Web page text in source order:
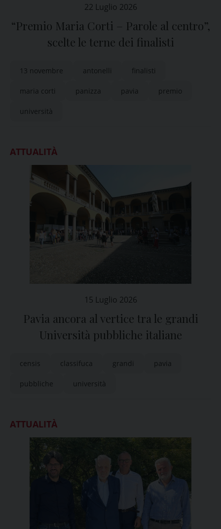
22 Luglio 2026
“Premio Maria Corti – Parole al centro”,
scelte le terne dei finalisti
13 novembre antonelli finalisti
maria corti panizza pavia premio
università
ATTUALITÀ
15 Luglio 2026
Pavia ancora al vertice tra le grandi
Università pubbliche italiane
censis classifuca grandi pavia
pubbliche università
ATTUALITÀ